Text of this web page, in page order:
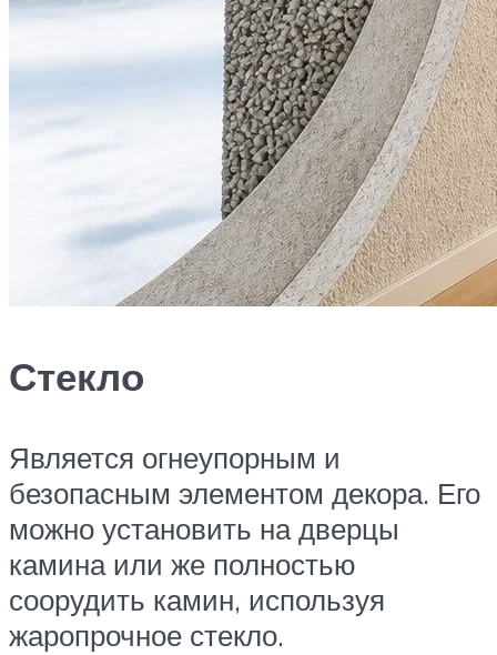
Стекло
Является огнеупорным и
безопасным элементом декора. Его
можно установить на дверцы
камина или же полностью
соорудить камин, используя
жаропрочное стекло.